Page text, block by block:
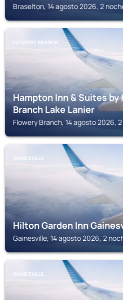
Braselton, 14 agosto 2026, 2
FLOWERY BRANCH
Hampton Inn & Suites
Branch Lake Lanier
Flowery Branch, 14 agosto 2026,
GAINESVILLE
Hilton Garden Inn
Gainesville, 14 agosto 2026, 2
GAINESVILLE